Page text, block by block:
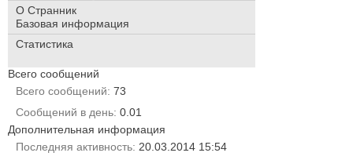
О Cтранник
Базовая информация
Статистика
Всего сообщений
Всего сообщений 73
Сообщений в день 0.01
Дополнительная информация
Последняя активность 20.03.2014 15:54